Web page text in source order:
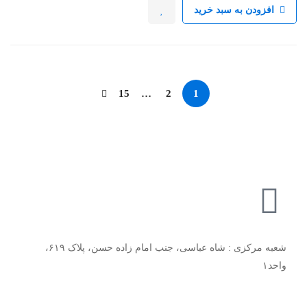
افزودن به سبد خرید
1
2
…
15
شعبه مرکزی : شاه عباسی، جنب امام زاده حسن، پلاک ۶۱۹،
واحد۱​